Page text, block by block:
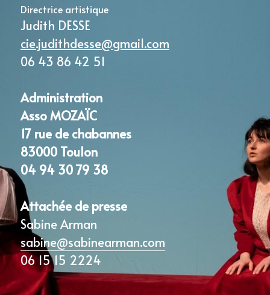
Directrice artistique
Judith DESSE
cie.judithdesse@gmail.com
06 43 86 42 51
Administration
Asso MOZAÏC
17 rue de chabannes
83000 Toulon
04 94 30 79 38
Attachée de presse
Sabine Arman
sabine@sabinearman.com
06 15 15 2224